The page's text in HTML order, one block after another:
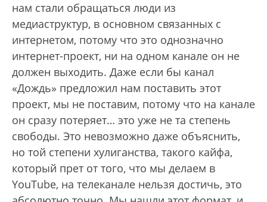
нам стали обращаться люди из
медиаструктур, в основном связанных с
интернетом, потому что это однозначно
интернет-проект, ни на одном канале он не
должен выходить. Даже если бы канал
«Дождь» предложил нам поставить этот
проект, мы не поставим, потому что на канале
он сразу потеряет… это уже не та степень
свободы. Это невозможно даже объяснить,
но той степени хулиганства, такого кайфа,
который прет от того, что мы делаем в
YouTube, на телеканале нельзя достичь, это